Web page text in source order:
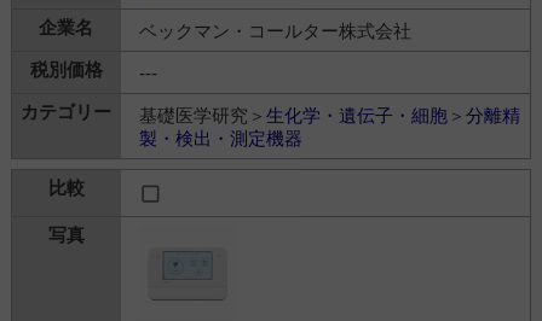
ベックマン・コールター株式会社
---
基礎医学研究＞ 生化学・遺伝子・細胞＞ 分離精
製・検出・測定機器